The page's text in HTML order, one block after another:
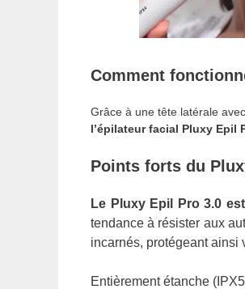
Comment
Grâce à une tête latérale
l’épilateur facial Pluxy Epil
Points forts du
Le Pluxy Epil Pro 3.0
tendance à résister aux
incarnés, protégeant ainsi
Entièrement étanche